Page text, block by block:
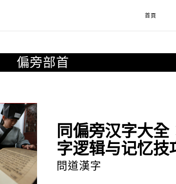
首頁
偏旁部首
同偏旁汉字大
字逻辑与记忆技
問道漢字